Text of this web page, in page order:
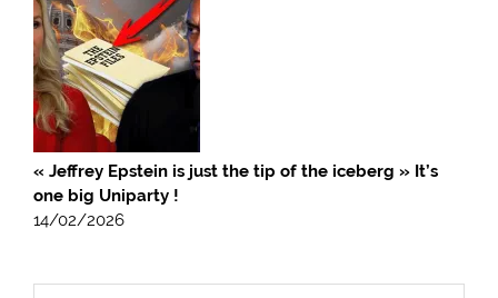
« Jeffrey Epstein is just the tip of the iceberg » It’s
one big Uniparty !
14/02/2026